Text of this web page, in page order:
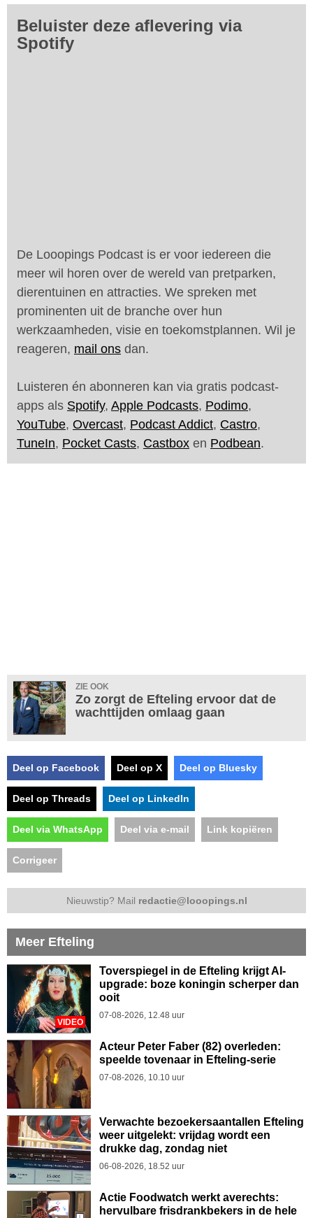
Beluister deze aflevering via
Spotify
De Looopings Podcast is er voor iedereen die
meer wil horen over de wereld van pretparken,
dierentuinen en attracties. We spreken met
prominenten uit de branche over hun
werkzaamheden, visie en toekomstplannen. Wil je
reageren, mail ons dan.
Luisteren én abonneren kan via gratis podcast-
apps als Spotify, Apple Podcasts, Podimo,
YouTube, Overcast, Podcast Addict, Castro,
TuneIn, Pocket Casts, Castbox en Podbean.
ZIE OOK
Zo zorgt de Efteling ervoor dat de
wachttijden omlaag gaan
Deel op Facebook Deel op X Deel op Bluesky
Deel op Threads Deel op LinkedIn
Deel via WhatsApp Deel via e-mail Link kopiëren
Corrigeer
Nieuwstip? Mail redactie@looopings.nl
Meer Efteling
VIDEO
Toverspiegel in de Efteling krijgt AI-
upgrade: boze koningin scherper dan
ooit
07-08-2026, 12.48 uur
Acteur Peter Faber (82) overleden:
speelde tovenaar in Efteling-serie
07-08-2026, 10.10 uur
Verwachte bezoekersaantallen Efteling
weer uitgelekt: vrijdag wordt een
drukke dag, zondag niet
06-08-2026, 18.52 uur
Actie Foodwatch werkt averechts:
hervulbare frisdrankbekers in de hele